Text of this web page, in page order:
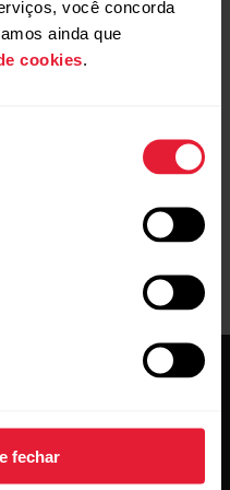
você concorda
ainda que
cookies
fechar
tente
forma: